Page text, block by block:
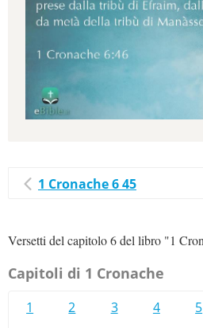
1 Cronache 6 45
Versetti del capitolo 6 del libro "1
Capitoli di 1 Cronache
1 2 3 4 5